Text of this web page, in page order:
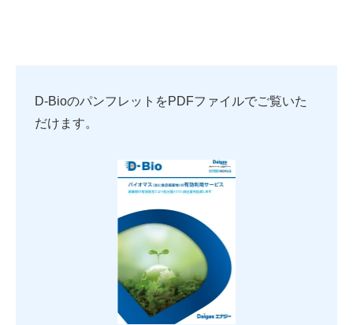
D-BioのパンフレットをPDFファイルでご覧いた
だけます。